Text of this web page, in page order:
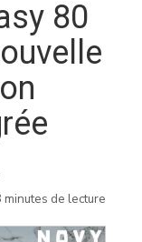
80
minutes de lecture